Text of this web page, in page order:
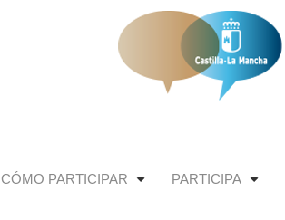
CÓMO PARTICIPAR PARTICIPA